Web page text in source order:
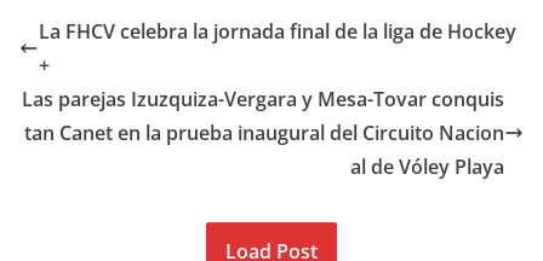
La FHCV celebra la jornada final de la liga de Hockey
+
Las parejas Izuzquiza-Vergara y Mesa-Tovar conquis
tan Canet en la prueba inaugural del Circuito Nacion
al de Vóley Playa
Load Post